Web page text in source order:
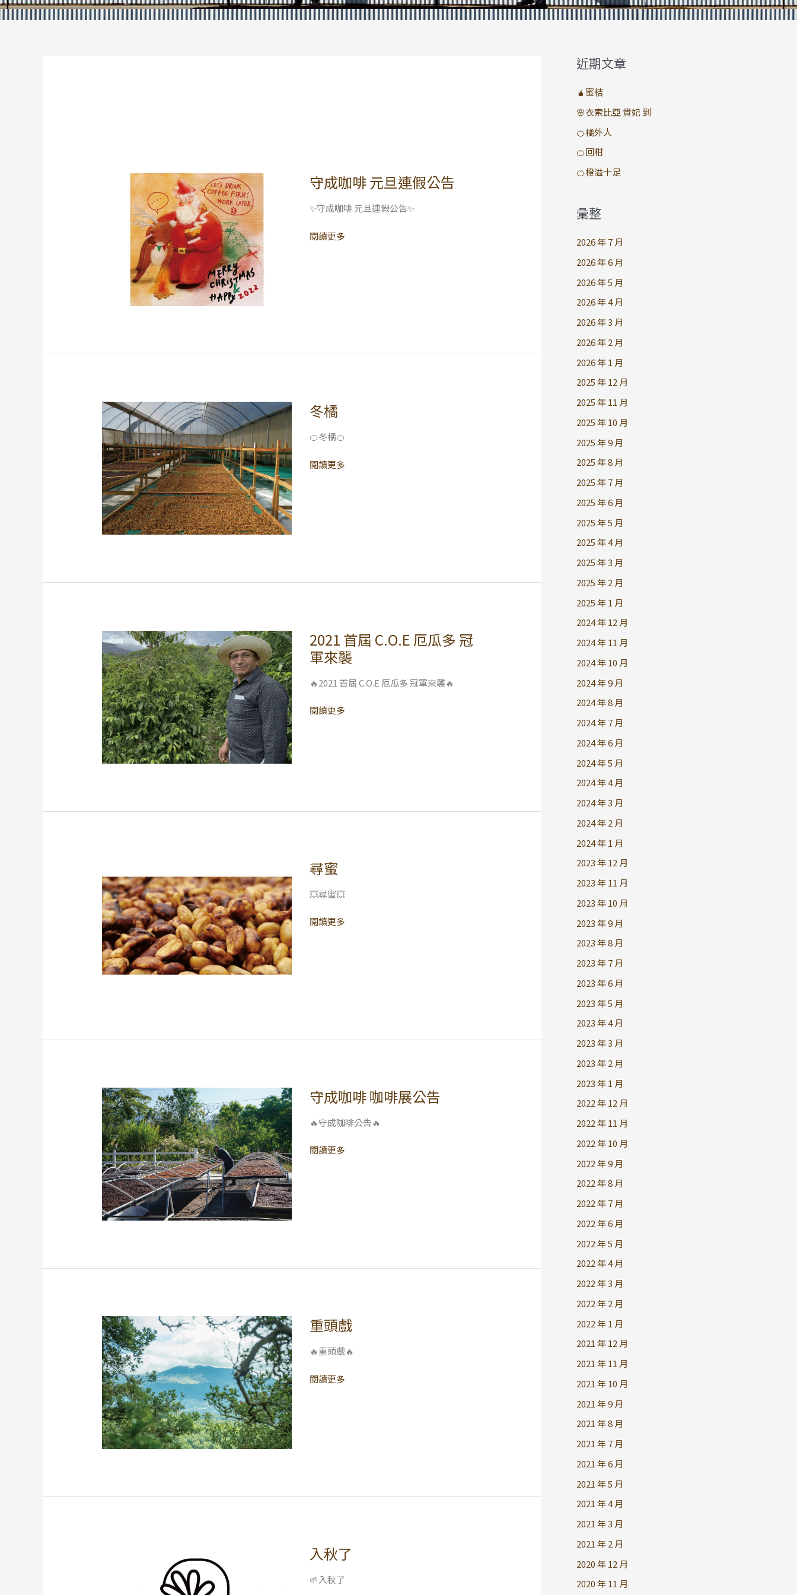
守成咖啡 元旦連假公告
✨守成咖啡 元旦連假公告✨
守
咖
元
閱讀更多
冬橘
🍊冬橘🍊
冬
閱讀更多
2021 首屆 C.O.E 厄瓜多 冠
軍來襲
🔥2021 首屆 C.O.E 厄瓜多 冠軍來襲🔥
2021
首
屆
C.O.E
瓜
閱讀更多
尋蜜
💥尋蜜💥
尋
蜜
閱讀更多
守成咖啡 咖啡展公告
🔥守成咖啡公告🔥
守
咖
咖
閱讀更多
重頭戲
🔥重頭戲🔥
重
戲
閱讀更多
入秋了
🌱入秋了
入
了
近期文章
🧉蜜桔
🌸衣索比亞 貴妃 到
🍊橘外人
🍊回柑
🍊橙溢十足
彙整
2026 年 7 月
2026 年 6 月
2026 年 5 月
2026 年 4 月
2026 年 3 月
2026 年 2 月
2026 年 1 月
2025 年 12 月
2025 年 11 月
2025 年 10 月
2025 年 9 月
2025 年 8 月
2025 年 7 月
2025 年 6 月
2025 年 5 月
2025 年 4 月
2025 年 3 月
2025 年 2 月
2025 年 1 月
2024 年 12 月
2024 年 11 月
2024 年 10 月
2024 年 9 月
2024 年 8 月
2024 年 7 月
2024 年 6 月
2024 年 5 月
2024 年 4 月
2024 年 3 月
2024 年 2 月
2024 年 1 月
2023 年 12 月
2023 年 11 月
2023 年 10 月
2023 年 9 月
2023 年 8 月
2023 年 7 月
2023 年 6 月
2023 年 5 月
2023 年 4 月
2023 年 3 月
2023 年 2 月
2023 年 1 月
2022 年 12 月
2022 年 11 月
2022 年 10 月
2022 年 9 月
2022 年 8 月
2022 年 7 月
2022 年 6 月
2022 年 5 月
2022 年 4 月
2022 年 3 月
2022 年 2 月
2022 年 1 月
2021 年 12 月
2021 年 11 月
2021 年 10 月
2021 年 9 月
2021 年 8 月
2021 年 7 月
2021 年 6 月
2021 年 5 月
2021 年 4 月
2021 年 3 月
2021 年 2 月
2020 年 12 月
2020 年 11 月